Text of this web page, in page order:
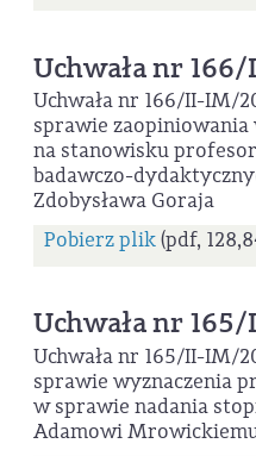
Uchwała nr
Uchwała nr 166/II-IM/
sprawie
na stanowisku
badawczo-
Zdobysława Goraja
Pobierz plik(pdf,
Uchwała nr
Uchwała nr 165/II-IM/
sprawie wyznaczenia
w sprawie nadania
Adamowi